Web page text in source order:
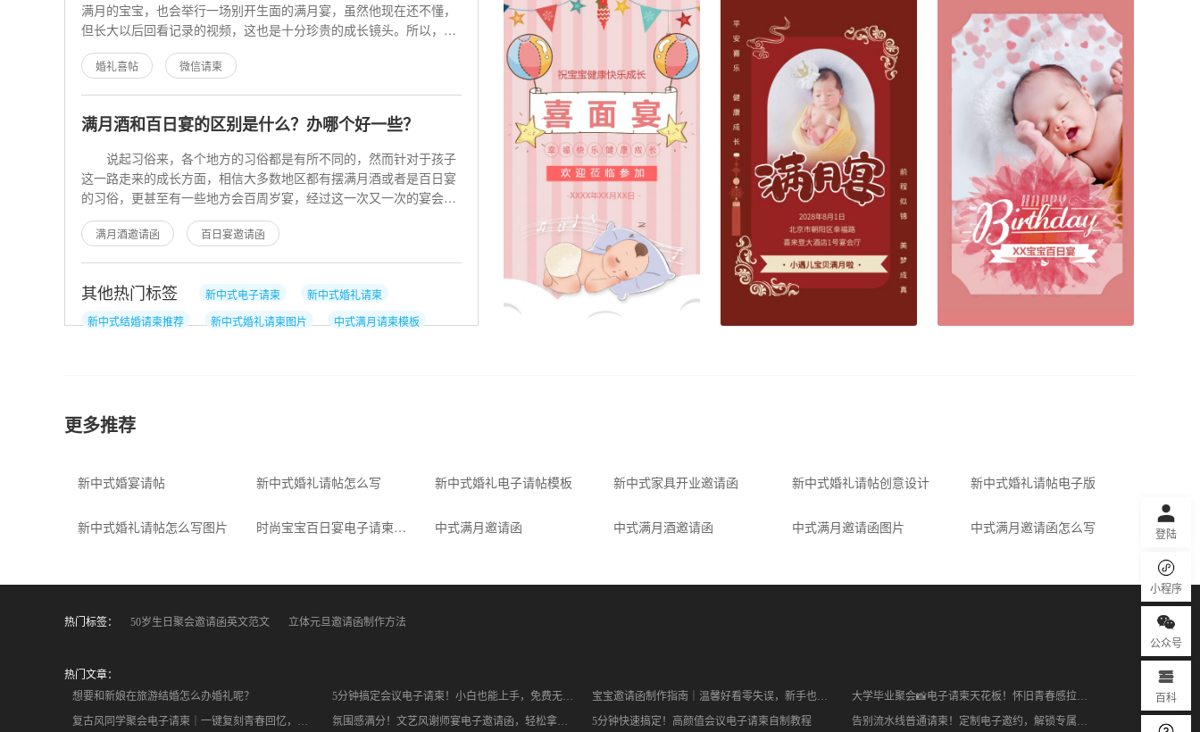
登陆
小程序
公众号
百科
满月的宝宝，也会举行一场别开生面的满月宴，虽然他现在还不懂，
但长大以后回看记录的视频，这也是十分珍贵的成长镜头。所以，人
们对于宝宝的满月宴更
婚礼喜帖 微信请柬
满月酒和百日宴的区别是什么？办哪个好一些？
说起习俗来，各个地方的习俗都是有所不同的，然而针对于孩子
这一路走来的成长方面，相信大多数地区都有摆满月酒或者是百日宴
的习俗，更甚至有一些地方会百周岁宴，经过这一次又一次的宴会，
宝宝也在大家的陪伴和
满月酒邀请函 百日宴邀请函
其他热门标签 新中式电子请柬
新中式婚礼请柬
新中式结婚请柬推荐
新中式婚礼请柬图片
中式满月请柬模板
37417 6096 72374
更多推荐
新中式婚宴请帖 新中式婚礼请帖怎么写 新中式婚礼电子请帖模板 新中式家具开业邀请函 新中式婚礼请帖创意设计 新中式婚礼请帖电子版
新中式婚礼请帖怎么写图片 时尚宝宝百日宴电子请柬邀请函 中式满月邀请函 中式满月酒邀请函 中式满月邀请函图片 中式满月邀请函怎么写
热门标签： 50岁生日聚会邀请函英文范文 立体元旦邀请函制作方法
热门文章：
想要和新娘在旅游结婚怎么办婚礼呢？
5分钟搞定会议电子请柬！小白也能上手，免费无套路✨ 宝宝邀请函制作指南｜温馨好看零失误，新手也能一键拿捏
大学毕业聚会📸电子请柬天花板！怀旧青春感拉满，小白也能5分钟搞定
复古风同学聚会电子请柬｜一键复刻青春回忆，氛围感拉满
氛围感满分！文艺风谢师宴电子邀请函，轻松拿捏高级感 5分钟快速搞定！高颜值会议电子请柬自制教程 告别流水线普通请柬！定制电子邀约，解锁专属高级质感